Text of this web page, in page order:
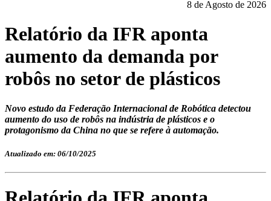
8 de Agosto de 2026
Relatório da IFR aponta
aumento da demanda por
robôs no setor de plásticos
Novo estudo da Federação Internacional de Robótica detectou
aumento do uso de robôs na indústria de plásticos e o
protagonismo da China no que se refere à automação.
Atualizado em: 06/10/2025